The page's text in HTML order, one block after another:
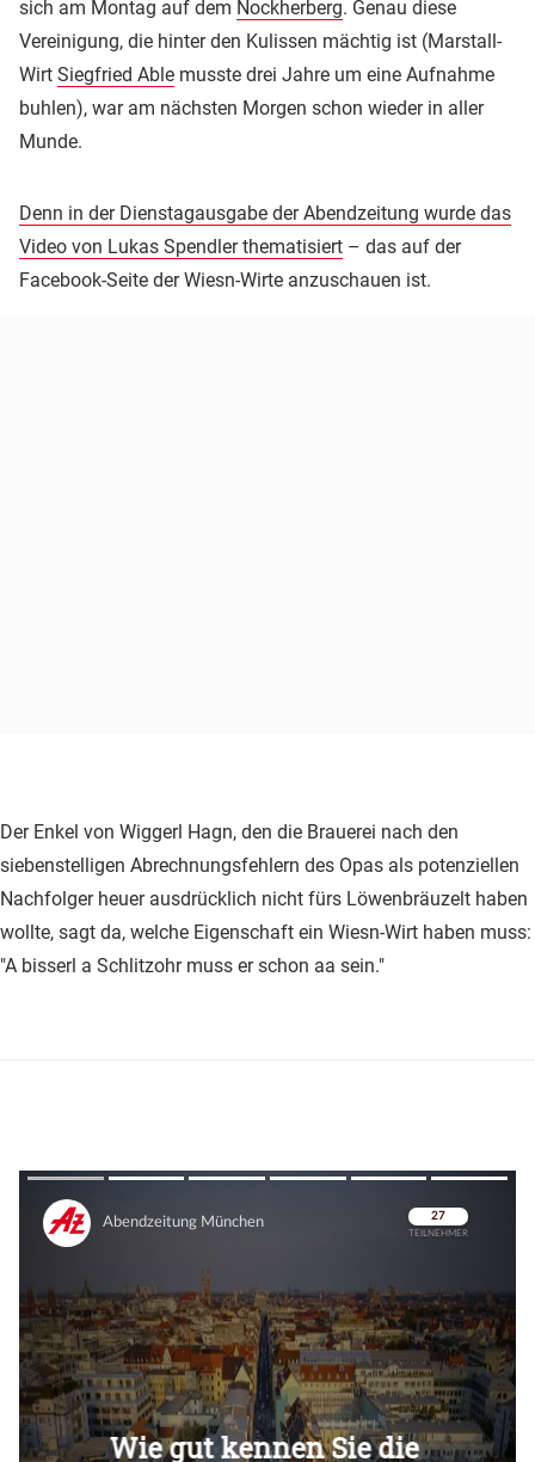
sich am Montag auf dem Nockherberg. Genau diese
Vereinigung, die hinter den Kulissen mächtig ist (Marstall-
Wirt Siegfried Able musste drei Jahre um eine Aufnahme
buhlen), war am nächsten Morgen schon wieder in aller
Munde.
Denn in der Dienstagausgabe der Abendzeitung wurde das
Video von Lukas Spendler thematisiert – das auf der
Facebook-Seite der Wiesn-Wirte anzuschauen ist.
Der Enkel von Wiggerl Hagn, den die Brauerei nach den
siebenstelligen Abrechnungsfehlern des Opas als potenziellen
Nachfolger heuer ausdrücklich nicht fürs Löwenbräuzelt haben
wollte, sagt da, welche Eigenschaft ein Wiesn-Wirt haben muss:
"A bisserl a Schlitzohr muss er schon aa sein."
Überspringen